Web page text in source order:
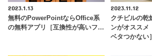
2023.1.13
無料のPowerPointならOffice系
の無料アプリ［互換性が高いフ…
2023.11.12
クチビルの乾
ンがオススメ
ベタつかない］